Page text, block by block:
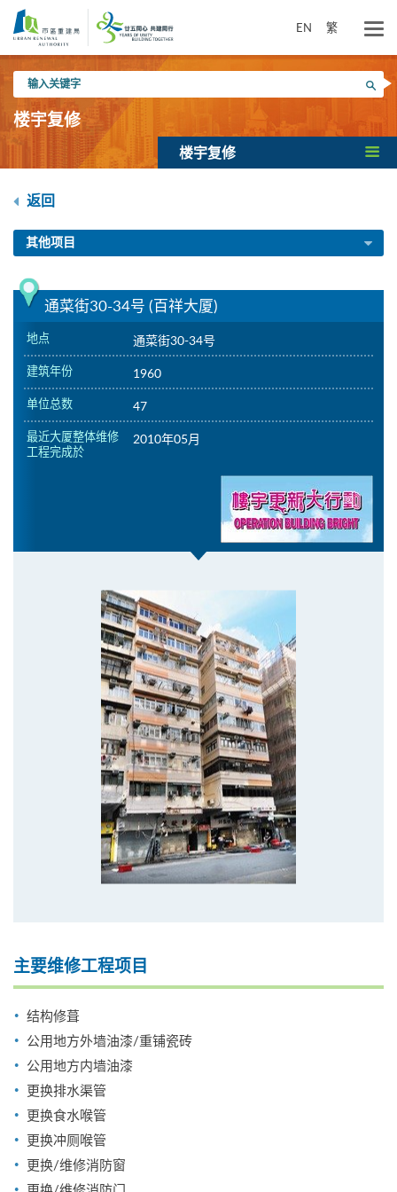
内
EN 繁
入
关
键
搜寻
楼宇复修
楼宇复修
返回
其他项目
通菜街30-34号 (百祥大厦)
地点 通菜街30-34号
建筑年份 1960
单位总数 47
最近大厦整体维修
工程完成於
2010年05月
主要维修工程项目
结构修葺
公用地方外墙油漆/重铺瓷砖
公用地方内墙油漆
更换排水渠管
更换食水喉管
更换冲厕喉管
更换/维修消防窗